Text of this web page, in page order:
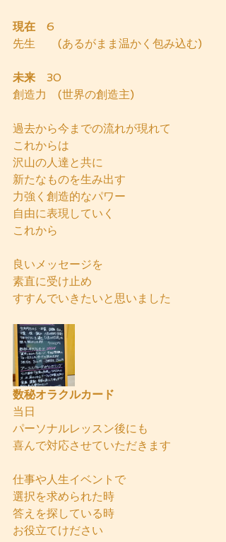
現在 6
先生　　(あるがまま温かく包み込む)
未来 30
創造力　(世界の創造主)
過去から今までの流れが現れて
これからは
沢山の人達と共に
新たなものを生み出す
力強く創造的なパワー
自由に表現していく
これから
良いメッセージを
素直に受け止め
すすんでいきたいと思いました
数秘オラクルカード
当日
パーソナルレッスン後にも
喜んで対応させていただきます
仕事や人生イベントで
選択を求められた時
答えを探している時
お役立てけださい